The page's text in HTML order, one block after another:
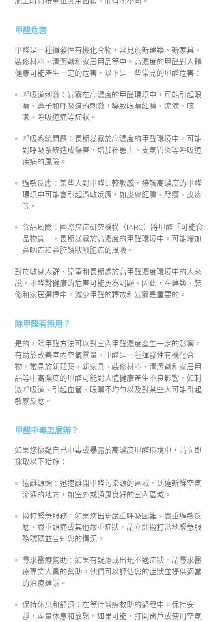
甲醛危害
甲醛是一種揮發性有機化合物，常見於新建築、新家具、
裝修材料、清潔劑和家居用品等中。高濃度的甲醛對人體
健康可能產生一定的危害，以下是一些常見的甲醛危害：
呼吸道刺激：暴露在高濃度的甲醛環境中，可能引起眼
睛、鼻子和呼吸道的刺激，導致眼睛紅腫、流淚、咳
嗽、呼吸道痛等症狀。
呼吸系統問題：長期暴露於高濃度的甲醛環境中，可能
對呼吸系統造成傷害，增加罹患上、支氣管炎等呼吸道
疾病的風險。
過敏反應：某些人對甲醛比較敏感，接觸高濃度的甲醛
環境中可能會引起過敏反應，如皮膚紅腫、發癢、皮疹
等。
食品風險：國際癌症研究機構（IARC）將甲醛「可能食
品物質」，長期暴露於高濃度的甲醛環境中，可能增加
鼻咽癌和鼻腔鱗狀細胞癌的風險。
對於敏感人群、兒童和長期處於高甲醛濃度環境中的人來
說，甲醛對健康的危害可能更為明顯。因此，在建築、裝
修和家居選擇中，減少甲醛的釋放和暴露是重要的。
除甲醛有無用？
是的，除甲醛方法可以對室內甲醛濃度產生一定的影響，
有助於改善室內空氣質量。甲醛是一種揮發性有機化合
物，常見於新建築、新家具、裝修材料、清潔劑和家居用
品等中高濃度的甲醛可能對人體健康產生不良影響，如刺
激呼吸道、引起血管、眼睛不均勻以及對某些人可能引起
敏感反應。
甲醛中毒怎麼辦？
如果您懷疑自己中毒或暴露於高濃度甲醛環境中，請立即
採取以下措施：
遠離源頭：迅速離開甲醛污染源的區域，到達新鮮空氣
流通的地方，如室外或通風良好的室內區域。
撥打緊急服務：如果您出現嚴重呼吸困難、嚴重過敏反
應、嚴重頭痛或其他嚴重症狀，請立即撥打當地緊急服
務號碼並告知您的情況。
尋求醫療幫助：如果有疑慮或出現不適症狀，請尋求醫
療專業人員的幫助。他們可以評估您的症狀並提供適當
的治療建議。
保持休息和舒適：在等待醫療救助的過程中，保持安
靜，盡量休息和放鬆。如果可能，打開窗戶或使用空氣